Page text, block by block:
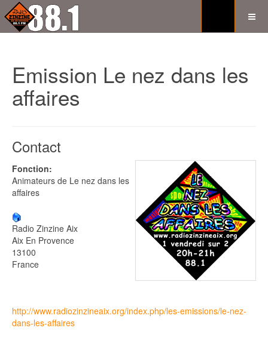
Emission Le nez dans les
affaires
Contact
Fonction:
Animateurs de Le nez dans les
affaires
Radio Zinzine Aix
Aix En Provence
13100
France
http://www.radiozinzineaix.org/index.php/les-emissions/le-nez-
dans-les-affaires